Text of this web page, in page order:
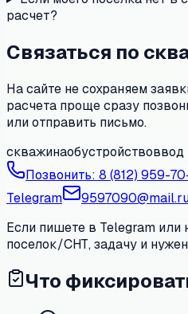
расчет?
Связаться по
На сайте не сохраняем
расчета проще сразу
или отправить письмо.
скважинаобустройствоввод
Позвонить: 8 (812) 959-
Telegram
Если пишете в Telegram или
поселок/СНТ, задачу и
Что